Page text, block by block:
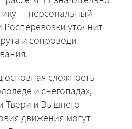
— персональный
Росперевозки уточнит
и сопроводит
основная сложность
и снегопадах,
Твери и Вышнего
движения могут